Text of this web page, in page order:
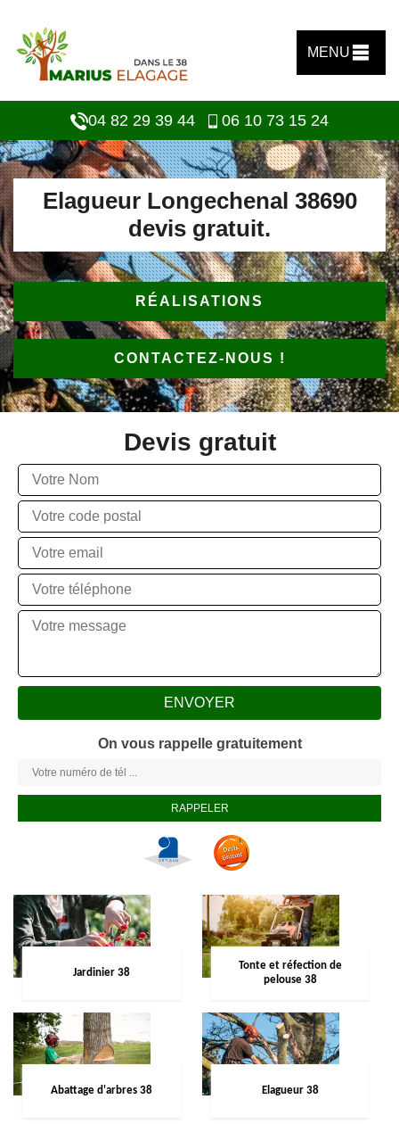
MENU
04 82 29 39 44 06 10 73 15 24
Elagueur Longechenal 38690
devis gratuit.
RÉALISATIONS
CONTACTEZ-NOUS !
Devis gratuit
On vous rappelle gratuitement
Jardinier 38
Tonte et réfection de
pelouse 38
Abattage d'arbres 38 Elagueur 38